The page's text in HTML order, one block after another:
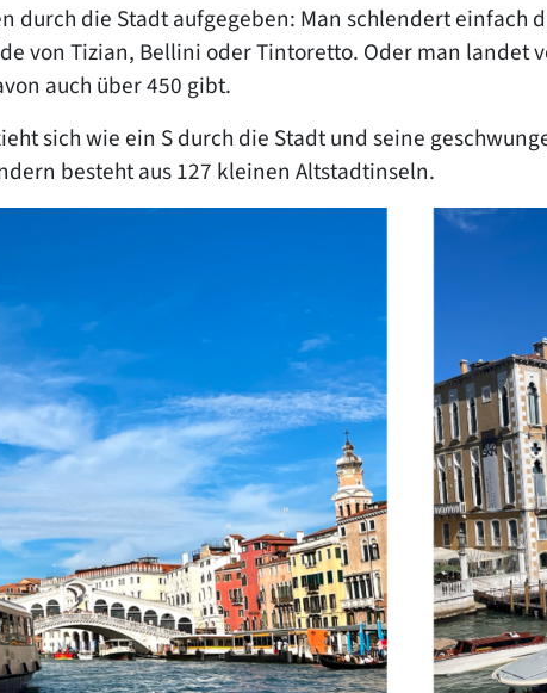
durch die Stadt aufgegeben: Man schlendert einfach
von Tizian, Bellini oder Tintoretto. Oder man landet
auch über 450 gibt.
sich wie ein S durch die Stadt und seine
besteht aus 127 kleinen Altstadtinseln.